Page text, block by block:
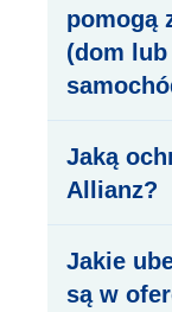
pomogą
(dom
Jaką
Allianz?
Jakie
są w